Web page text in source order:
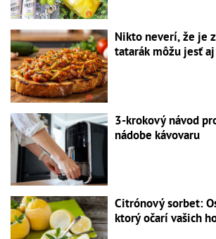
Nikto neverí, že je
tatarák môžu jesť
3-krokový návod
nádobe kávovaru
Citrónový sorbet:
ktorý očarí vašich